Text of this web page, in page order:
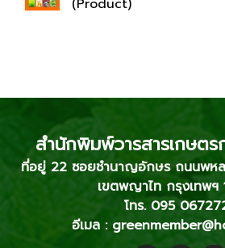
(Product)
สำนักพิมพ์วารสารเกษตร
ที่อยู่ 22 ซอยชำนาญอักษร ถนนพห
เขตพญาไท กรุงเทพฯ
โทร. 095
อีเมล :